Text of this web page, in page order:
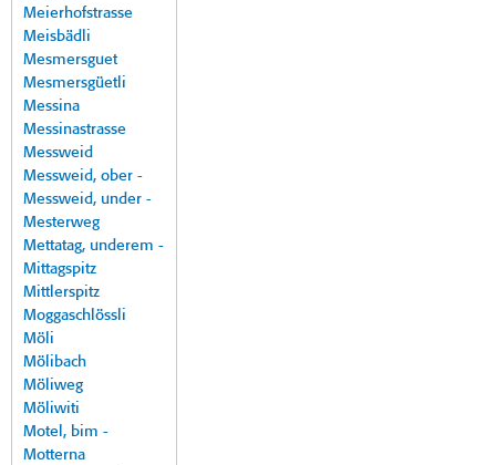
Meierhofstrasse
Meisbädli
Mesmersguet
Mesmersgüetli
Messina
Messinastrasse
Messweid
Messweid, ober -
Messweid, under -
Mesterweg
Mettatag, underem -
Mittagspitz
Mittlerspitz
Moggaschlössli
Möli
Mölibach
Möliweg
Möliwiti
Motel, bim -
Motterna